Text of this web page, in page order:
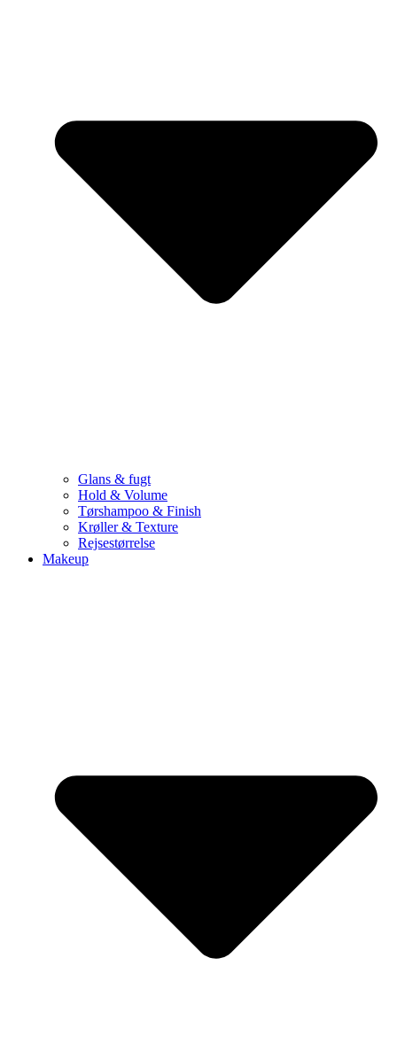
Glans & fugt
Hold & Volume
Tørshampoo & Finish
Krøller & Texture
Rejsestørrelse
Makeup